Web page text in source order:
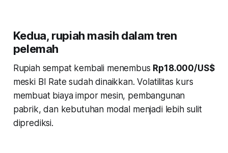
Kedua, rupiah masih dalam tren
pelemah
Rupiah sempat kembali menembus Rp18.000/US$
meski BI Rate sudah dinaikkan. Volatilitas kurs
membuat biaya impor mesin, pembangunan
pabrik, dan kebutuhan modal menjadi lebih sulit
diprediksi.